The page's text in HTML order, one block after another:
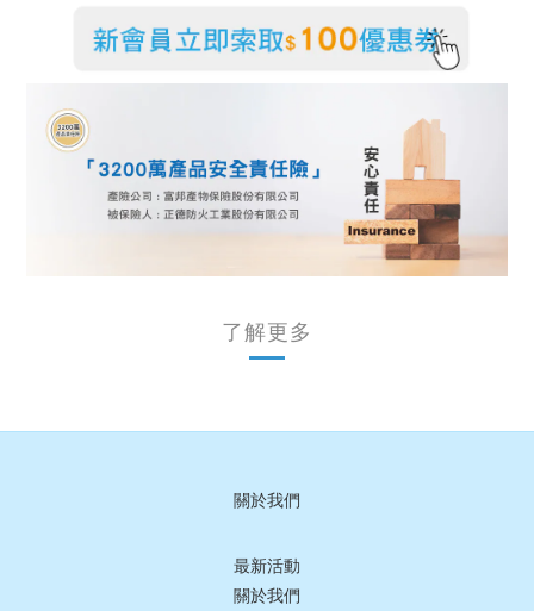
了解更多
關於我們
最新活動
關於我們